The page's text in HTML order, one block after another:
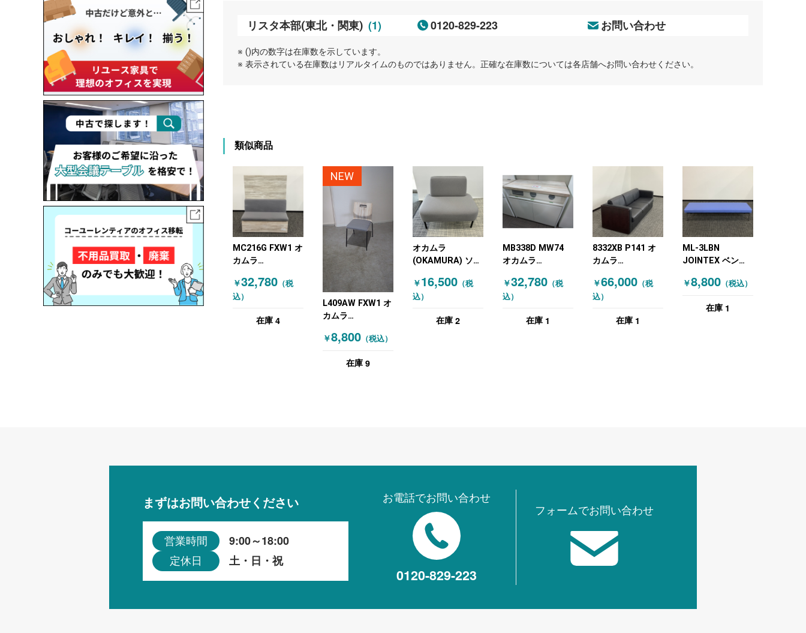
リスタ本部(東北・関東) (1) 0120-829-223 お問い合わせ
※ ()内の数字は在庫数を示しています。
※ 表示されている在庫数はリアルタイムのものではありません。正確な在庫数については各店舗へお問い合わせください。
類似商品
MC216G FXW1 オ
カムラ
ァ カフェ ファミ
レス グレー 木目
￥32,780 （税
込）
在庫 4
NEW
L409AW FXW1 オ
カムラ
テリア家具その他
オカムラ
￥8,800（税込）
在庫 9
オカムラ
(OKAMURA) ソフ
￥16,500（税
込）
在庫 2
MB338D MW74
オカムラ
テリア家具その他
ホワイト 木目（ナ
￥32,780（税
込）
在庫 1
8332XB P141 オ
カムラ
ソファ ブラック
￥66,000（税
込）
在庫 1
ML-3LBN
JOINTEX ベン
ーソファ背無
￥8,800（税込）
在庫 1
まずはお問い合わせください
営業時間 9:00～18:00
定休日 土・日・祝
お電話でお問い合わせ
0120-829-223
フォームでお問い合わせ